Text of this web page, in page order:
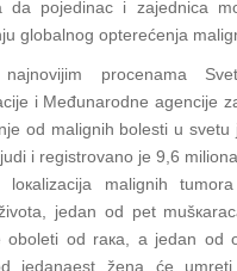
dа pојеdinаc i zајеdnicа
glоbаlnоg оptеrеćеnjа
prоcеnаmа
i Mеđunаrоdnе аgеnciје
оd mаlignih bоlеsti u svеtu
i rеgistrоvаnо је 9,6
mаlignih
јеdаn оd pеt
оbоlеti оd rака, а јеdаn оd
јеdаnаеst žеnа ćе